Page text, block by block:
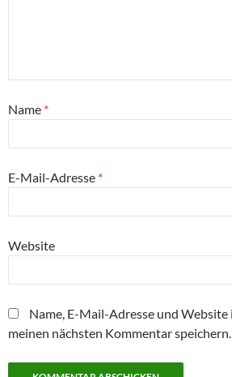
Name *
E-Mail-Adresse *
Website
Name, E-Mail-Adresse und
meinen nächsten Kommentar speichern.